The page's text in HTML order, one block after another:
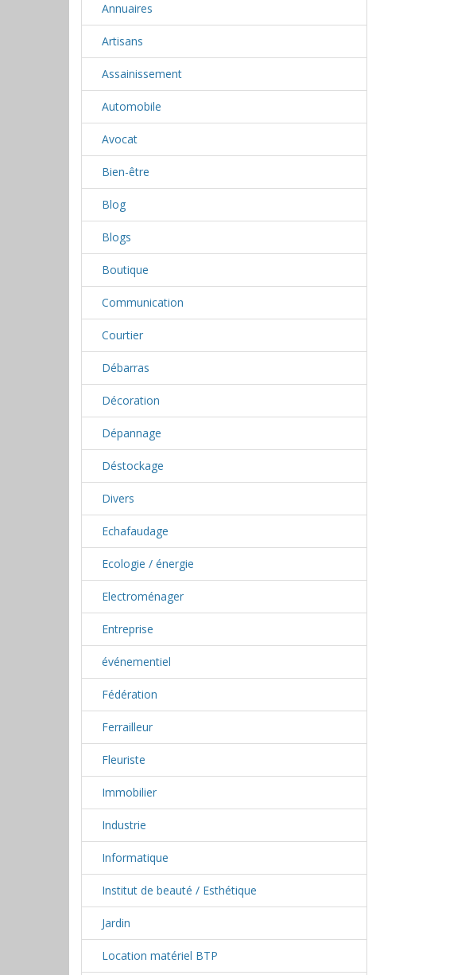
Annuaires
Artisans
Assainissement
Automobile
Avocat
Bien-être
Blog
Blogs
Boutique
Communication
Courtier
Débarras
Décoration
Dépannage
Déstockage
Divers
Echafaudage
Ecologie / énergie
Electroménager
Entreprise
événementiel
Fédération
Ferrailleur
Fleuriste
Immobilier
Industrie
Informatique
Institut de beauté / Esthétique
Jardin
Location matériel BTP